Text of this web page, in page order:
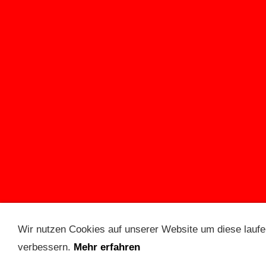
Wir nutzen Cookies auf unserer Website um diese
verbessern. Mehr erfahren